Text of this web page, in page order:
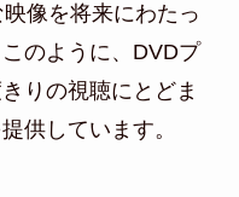
像を将来にわたっ
のように、DVDプ
りの視聴にとどま
供しています。